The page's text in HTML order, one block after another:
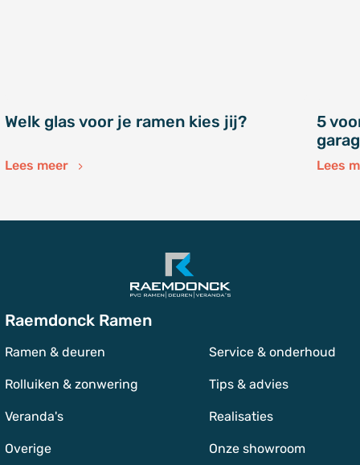
Welk glas voor je ramen kies jij?
Lees meer
5
Lees
Raemdonck Ramen
Ramen & deuren
Rolluiken & zonwering
Veranda's
Overige
Service & onderhoud
Tips & advies
Realisaties
Onze showroom